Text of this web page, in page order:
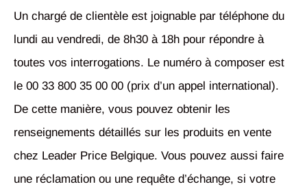
Un chargé de clientèle est joignable par téléphone du
lundi au vendredi, de 8h30 à 18h pour répondre à
toutes vos interrogations. Le numéro à composer est
le 00 33 800 35 00 00 (prix d’un appel international).
De cette manière, vous pouvez obtenir les
renseignements détaillés sur les produits en vente
chez Leader Price Belgique. Vous pouvez aussi faire
une réclamation ou une requête d’échange, si votre